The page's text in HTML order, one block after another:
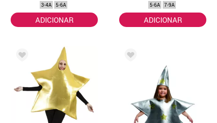
3-4A 5-6A
ADICIONAR
5-6A 7-9A
ADICIONAR